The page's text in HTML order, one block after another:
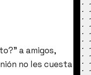
a amigos,
no les cuesta